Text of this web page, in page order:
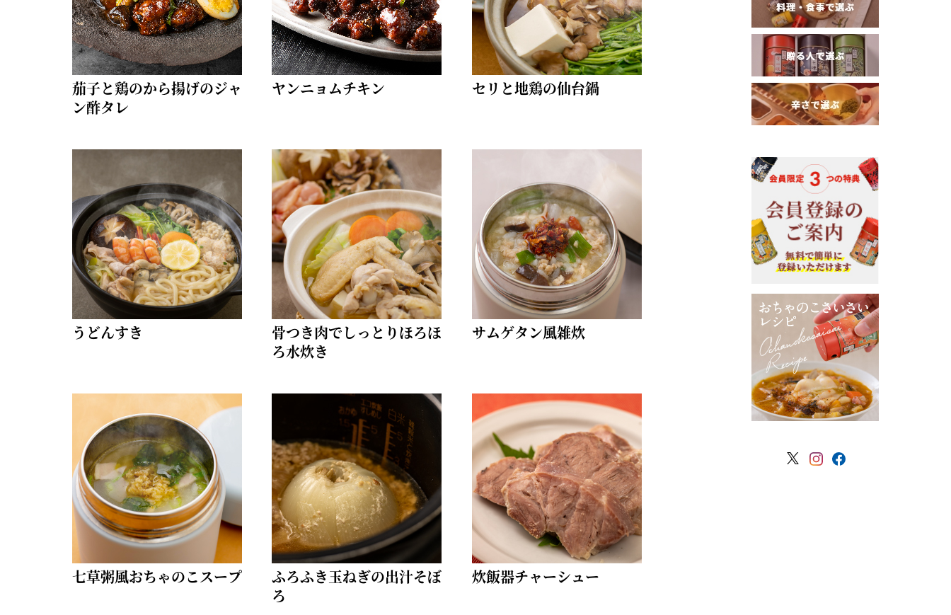
茄子と鶏のから揚げのジャ
ン酢タレ
ヤンニョムチキン セリと地鶏の仙台鍋
うどんすき
骨つき肉でしっとりほろほ
ろ水炊き
サムゲタン風雑炊
七草粥風おちゃのこスープ
ふろふき玉ねぎの出汁そぼ
ろ
炊飯器チャーシュー